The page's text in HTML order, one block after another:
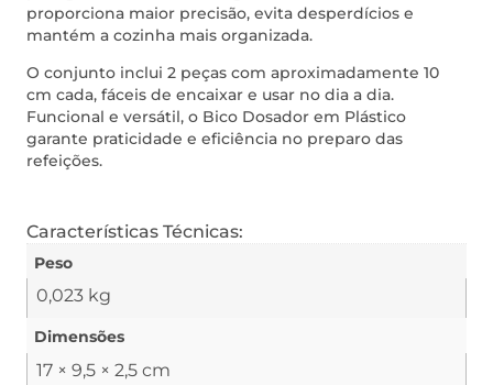
proporciona maior precisão, evita desperdícios e
mantém a cozinha mais organizada.
O conjunto inclui 2 peças com aproximadamente 10
cm cada, fáceis de encaixar e usar no dia a dia.
Funcional e versátil, o Bico Dosador em Plástico
garante praticidade e eficiência no preparo das
refeições.
Características Técnicas:
Peso
0,023 kg
Dimensões
17 × 9,5 × 2,5 cm